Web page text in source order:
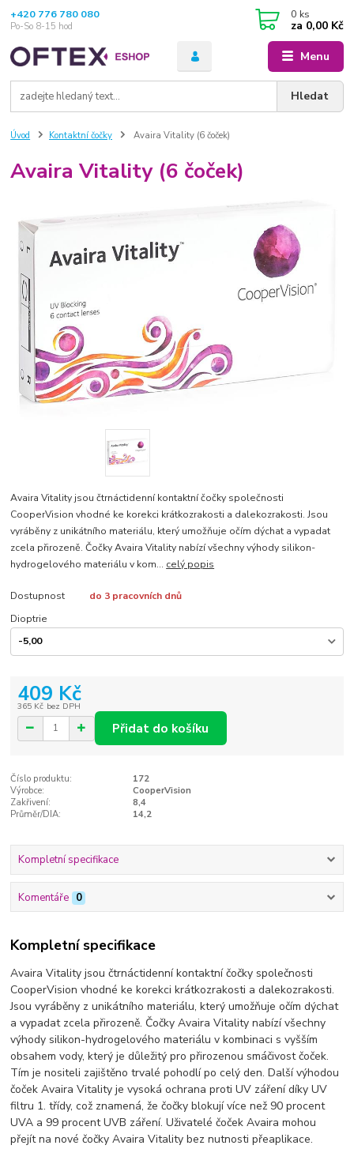
Menu
Hledat
+420 776 780 080
Po-So 8-15 hod
0 ks
za 0,00 Kč
Úvod Kontaktní čočky Avaira Vitality (6 čoček)
Avaira Vitality (6 čoček)
Avaira Vitality jsou čtrnáctidenní kontaktní čočky společnosti
CooperVision vhodné ke korekci krátkozrakosti a dalekozrakosti. Jsou
vyráběny z unikátního materiálu, který umožňuje očím dýchat a vypadat
zcela přirozeně. Čočky Avaira Vitality nabízí všechny výhody silikon-
hydrogelového materiálu v kom... celý popis
Dostupnost
do 3 pracovních dnů
Dioptrie
409 Kč
365 Kč bez DPH
Přidat do košíku
Číslo produktu:
172
Výrobce:
CooperVision
Zakřivení:
8,4
Průměr/DIA:
14,2
Kompletní specifikace
Komentáře 0
Kompletní specifikace
Avaira Vitality jsou čtrnáctidenní kontaktní čočky společnosti
CooperVision vhodné ke korekci krátkozrakosti a dalekozrakosti.
Jsou vyráběny z unikátního materiálu, který umožňuje očím dýchat
a vypadat zcela přirozeně. Čočky Avaira Vitality nabízí všechny
výhody silikon-hydrogelového materiálu v kombinaci s vyšším
obsahem vody, který je důležitý pro přirozenou smáčivost čoček.
Tím je nositeli zajištěno trvalé pohodlí po celý den. Další výhodou
čoček Avaira Vitality je vysoká ochrana proti UV záření díky UV
filtru 1. třídy, což znamená, že čočky blokují více než 90 procent
UVA a 99 procent UVB záření. Uživatelé čoček Avaira mohou
přejít na nové čočky Avaira Vitality bez nutnosti přeaplikace.